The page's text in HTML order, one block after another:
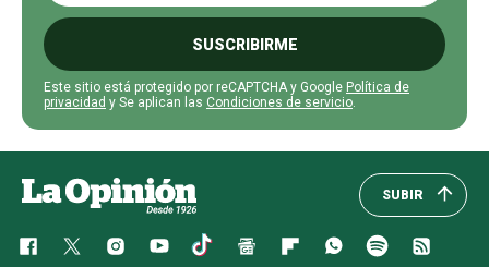
SUSCRIBIRME
Este sitio está protegido por reCAPTCHA y Google Política de
privacidad y Se aplican las Condiciones de servicio
SUBIR